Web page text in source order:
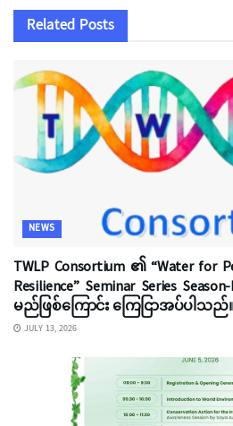
Related Posts
NEWS
TWLP Consortium ၏ “Water for
Resilience” Seminar Series
မည်ဖြစ်ကြောင်း ကြေငြာအပ်ပါသည်
JULY 13, 2026